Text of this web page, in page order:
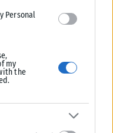
Personal
my
the